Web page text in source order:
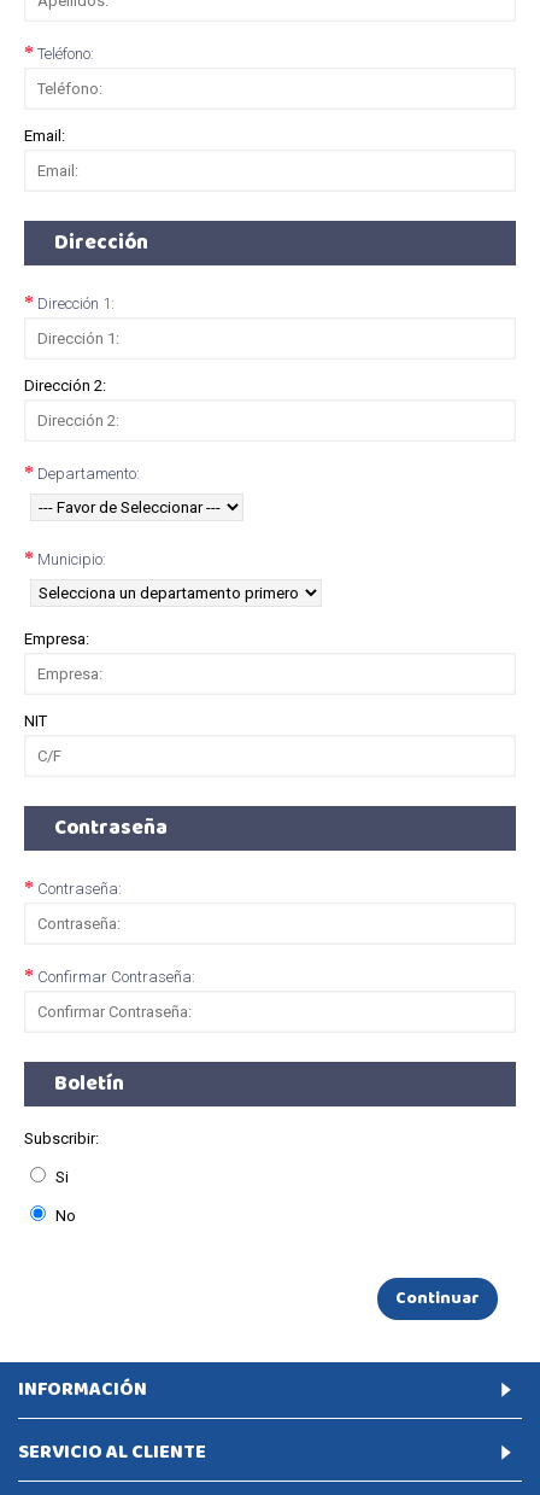
Teléfono:
Email:
Dirección
Dirección 1:
Dirección 2:
Departamento:
Municipio:
Empresa:
NIT
Contraseña
Contraseña:
Confirmar Contraseña:
Boletín
Subscribir:
Si
No
INFORMACIÓN
SERVICIO AL CLIENTE